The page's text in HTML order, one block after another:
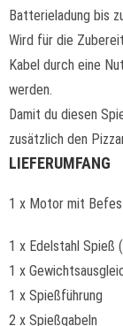
Batterieladung bis
Wird für die
Kabel durch eine
werden.
Damit du diesen
zusätzlich den
LIEFERUMFANG
1 x Motor mit
1 x Edelstahl Spieß
1 x
1 x Spießführung
2 x Spießgabeln